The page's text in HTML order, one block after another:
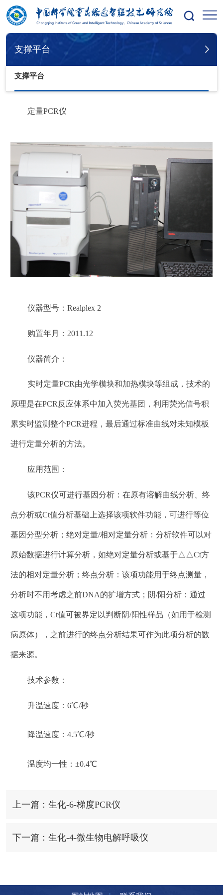
您的位置：首页 支撑平台
支撑平台
支撑平台
定量PCR仪
仪器型号： Realplex 2
购置年月： 2011.12
仪器简介：
实时定量PCR由光学模块和加热模块等组成，技术的
原理是在PCR反应体系中加入荧光基团，利用荧光信号积
累实时监测整个PCR进程，最后通过标准曲线对未知模板
进行定量分析的方法。
应用范围：
该PCR仪可进行基因分析：在原有溶解曲线分析、终
点分析或Ct值分析基础上选择该项软件功能，可进行等位
基因分型分析；绝对定量/相对定量分析：分析软件可以对
原始数据进行计算分析，如绝对定量分析或基于△△Ct方
法的相对定量分析；终点分析：该项功能用于终点测量，
分析时不用考虑之前DNA的扩增方式；阴/阳分析：通过
这项功能， Ct值可被界定以判断阴/阳性样品（如用于检测
病原体），之前进行的终点分析结果可作为此项分析的数
据来源。
技术参数：
升温速度： 6℃/秒
降温速度： 4.5℃/秒
温度均一性： ±0.4℃
上一篇：生化-6-梯度PCR仪
下一篇：生化-4-微生物电解呼吸仪